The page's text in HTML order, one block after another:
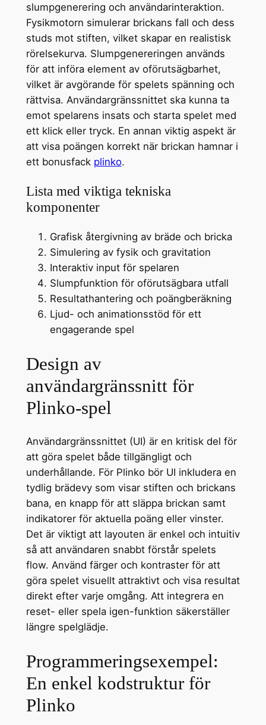
slumpgenerering och användarinteraktion.
Fysikmotorn simulerar brickans fall och dess
studs mot stiften, vilket skapar en realistisk
rörelsekurva. Slumpgenereringen används
för att införa element av oförutsägbarhet,
vilket är avgörande för spelets spänning och
rättvisa. Användargränssnittet ska kunna ta
emot spelarens insats och starta spelet med
ett klick eller tryck. En annan viktig aspekt är
att visa poängen korrekt när brickan hamnar i
ett bonusfack plinko.
Lista med viktiga tekniska
komponenter
Grafisk återgivning av bräde och bricka
Simulering av fysik och gravitation
Interaktiv input för spelaren
Slumpfunktion för oförutsägbara utfall
Resultathantering och poängberäkning
Ljud- och animationsstöd för ett
engagerande spel
Design av
användargränssnitt för
Plinko-spel
Användargränssnittet (UI) är en kritisk del för
att göra spelet både tillgängligt och
underhållande. För Plinko bör UI inkludera en
tydlig brädevy som visar stiften och brickans
bana, en knapp för att släppa brickan samt
indikatorer för aktuella poäng eller vinster.
Det är viktigt att layouten är enkel och intuitiv
så att användaren snabbt förstår spelets
flow. Använd färger och kontraster för att
göra spelet visuellt attraktivt och visa resultat
direkt efter varje omgång. Att integrera en
reset- eller spela igen-funktion säkerställer
längre spelglädje.
Programmeringsexempel:
En enkel kodstruktur för
Plinko